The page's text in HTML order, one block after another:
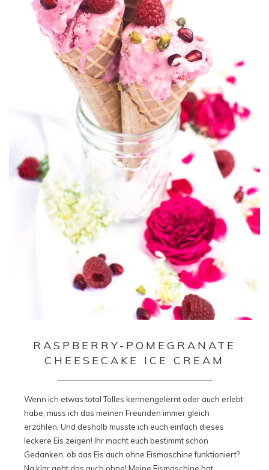
RASPBERRY-POMEGRANATE
CHEESECAKE ICE CREAM
Wenn ich etwas total Tolles kennengelernt oder auch erlebt
habe, muss ich das meinen Freunden immer gleich
erzählen. Und deshalb musste ich euch einfach dieses
leckere Eis zeigen! Ihr macht euch bestimmt schon
Gedanken, ob das Eis auch ohne Eismaschine funktioniert?
Na klar geht das auch ohne! Meine Eismaschine hat